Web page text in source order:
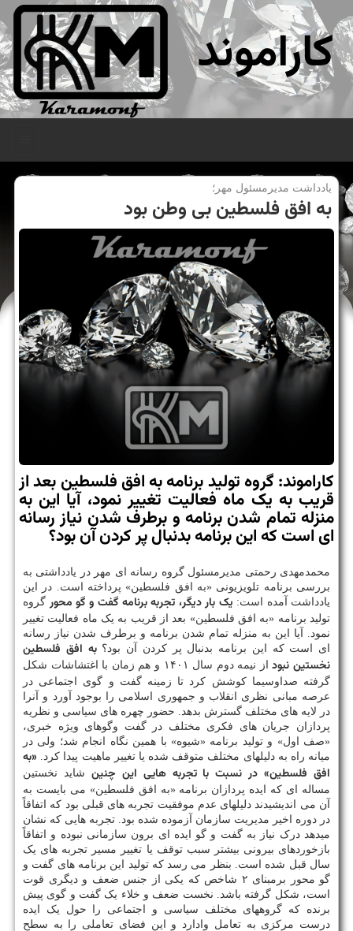
کاراموند
یادداشت مدیرمسئول مهر؛
به افق فلسطین بی وطن بود
کاراموند: گروه تولید برنامه به افق فلسطین بعد از
قریب به یک ماه فعالیت تغییر نمود، آیا این به
منزله تمام شدن برنامه و برطرف شدن نیاز رسانه
ای است که این برنامه بدنبال پر کردن آن بود؟
محمدمهدی رحمتی مدیرمسئول گروه رسانه ای مهر در یادداشتی به
بررسی برنامه تلویزیونی «به افق فلسطین» پرداخته است. در این
یادداشت آمده است: یک بار دیگر، تجربه برنامه گفت و گو محور گروه
تولید برنامه «به افق فلسطین» بعد از قریب به یک ماه فعالیت تغییر
نمود. آیا این به منزله تمام شدن برنامه و برطرف شدن نیاز رسانه
ای است که این برنامه بدنبال پر کردن آن بود؟به افق فلسطین
نخستین نبود
از نیمه دوم سال ۱۴۰۱ و هم زمان با اغتشاشات شکل
گرفته صداوسیما کوشش کرد تا زمینه گفت و گوی اجتماعی در
عرصه مبانی نظری انقلاب و جمهوری اسلامی را بوجود آورد و آنرا
در لایه های مختلف گسترش بدهد. حضور چهره های سیاسی و نظریه
پردازان جریان های فکری مختلف در گفت وگوهای ویژه خبری،
«صف اول» و تولید برنامه «شیوه» با همین نگاه انجام شد؛ ولی در
میانه راه به دلیلهای مختلف متوقف شده یا تغییر ماهیت پیدا کرد. «به
افق فلسطین» در نسبت با تجربه هایی این چنین شاید نخستین
مساله ای که ایده پردازان برنامه «به افق فلسطین» می بایست به
آن می اندیشیدند دلیلهای عدم موفقیت تجربه های قبلی بود که اتفاقاً
در دوره اخیر مدیریت سازمان آزموده شده بود. تجربه هایی که نشان
میدهد درک نیاز به گفت و گو ایده ای برون سازمانی نبوده و اتفاقاً
بازخوردهای بیرونی بیشتر سبب توقف یا تغییر مسیر تجربه های یک
سال قبل شده است. بنظر می رسد که تولید این برنامه های گفت و
گو محور برمبنای ۲ شاخص که یکی از جنس ضعف و دیگری قوت
است، شکل گرفته باشد. نخست ضعف و خلاء یک گفت و گوی پیش
برنده که گروههای مختلف سیاسی و اجتماعی را حول یک ایده
درست مرکزی به تعامل وادارد و این فضای تعاملی را به سطح